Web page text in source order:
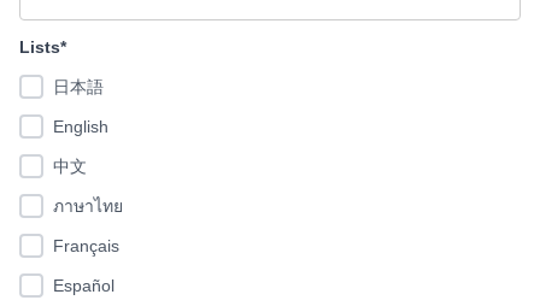
Lists*
日本語
English
中文
ภาษาไทย
Français
Español